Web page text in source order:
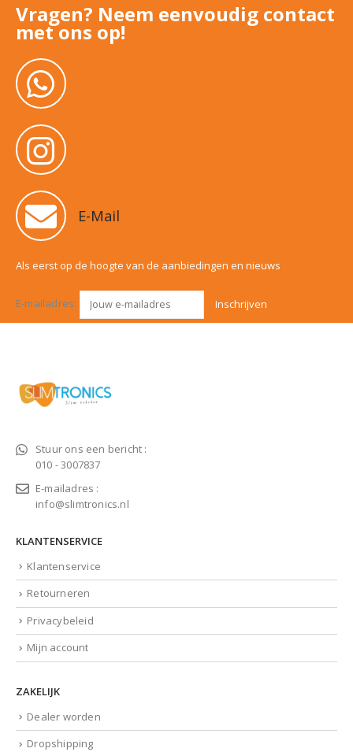
Vragen? Neem eenvoudig contact
met ons op!
E-Mail
Als eerst op de hoogte van de aanbiedingen en nieuws
E-mailadres:
Stuur ons een bericht :
010 - 3007837
E-mailadres :
info@slimtronics.nl
KLANTENSERVICE
Klantenservice
Retourneren
Privacybeleid
Mijn account
ZAKELIJK
Dealer worden
Dropshipping